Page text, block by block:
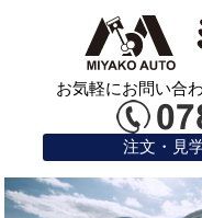
お気軽にお問い合
注文・見